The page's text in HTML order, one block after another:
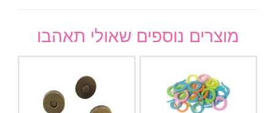
מוצרים נוספים שאולי תאהבו